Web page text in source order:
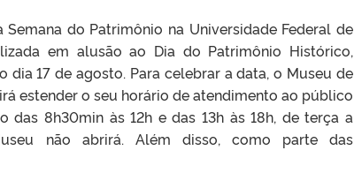
do Patrimônio na Universidade Federal de
em alusão ao Dia do Patrimônio Histórico,
17 de agosto. Para celebrar a data, o Museu de
estender o seu horário de atendimento ao público
das 8h30min às 12h e das 13h às 18h, de terça a
não abrirá. Além disso, como parte das